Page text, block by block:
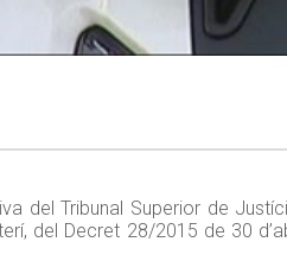
del Tribunal Superior de
del Decret 28/2015 de 30